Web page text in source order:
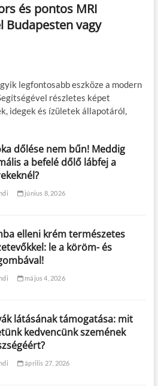
és pontos MRI
Budapesten vagy
legfontosabb eszköze a modern
részletes képet
idegek és ízületek állapotáról,
dőlése nem bűn! Meddig
a befelé dőlő lábfej a
június 8, 2026
elleni krém természetes
le a köröm- és
május 4, 2026
látásának támogatása: mit
kedvencünk szemének
április 27, 2026